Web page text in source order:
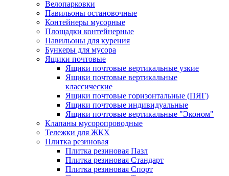
Велопарковки
Павильоны остановочные
Контейнеры мусорные
Площадки контейнерные
Павильоны для курения
Бункеры для мусора
Ящики почтовые
Ящики почтовые вертикальные узкие
Ящики почтовые вертикальные
классические
Ящики почтовые горизонтальные (ПЯГ)
Ящики почтовые индивидуальные
Ящики почтовые вертикальные "Эконом"
Клапаны мусоропроводные
Тележки для ЖКХ
Плитка резиновая
Плитка резиновая Пазл
Плитка резиновая Стандарт
Плитка резиновая Спорт